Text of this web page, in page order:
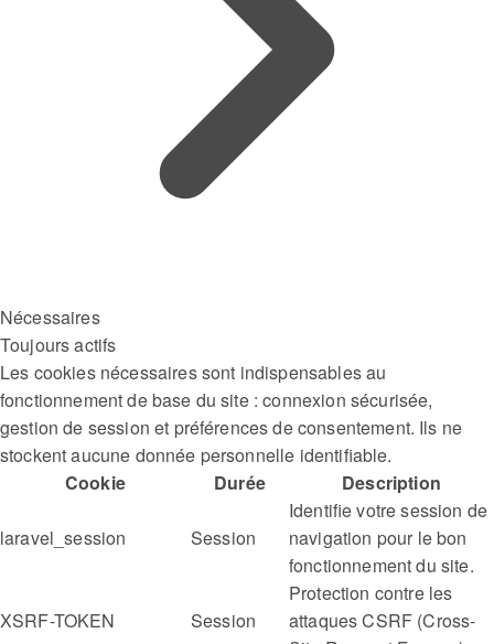
Nécessaires
Toujours actifs
Les cookies nécessaires sont indispensables au
fonctionnement de base du site : connexion sécurisée,
gestion de session et préférences de consentement. Ils ne
stockent aucune donnée personnelle identifiable.
Cookie
Durée Description
laravel_session Session
Identifie votre session de
navigation pour le bon
fonctionnement du site.
XSRF-TOKEN Session
Protection contre les
attaques CSRF (Cross-